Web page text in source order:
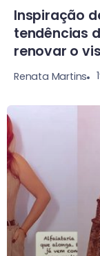
Inspiração
tendências
renovar o
Renata Martins